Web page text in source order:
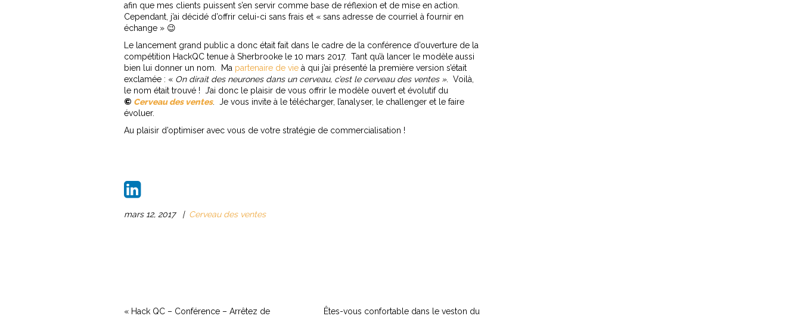
afin que mes clients puissent s’en servir comme base de réflexion et de mise en action.
Cependant, j’ai décidé d’offrir celui-ci sans frais et « sans adresse de courriel à fournir en
échange » 😉
Le lancement grand public a donc était fait dans le cadre de la conférence d’ouverture de la
compétition HackQC tenue à Sherbrooke le 10 mars 2017. Tant qu’à lancer le modèle aussi
bien lui donner un nom. Ma partenaire de vie à qui j’ai présenté la première version s’était
exclamée : « On dirait des neurones dans un cerveau, c’est le cerveau des ventes ». Voilà,
le nom était trouvé ! J’ai donc le plaisir de vous offrir le modèle ouvert et évolutif du
© Cerveau des ventes. Je vous invite à le télécharger, l’analyser, le challenger et le faire
évoluer.
Au plaisir d’optimiser avec vous de votre stratégie de commercialisation !
mars 12, 2017 | Cerveau des ventes
« Hack QC – Conférence – Arrêtez de
Êtes-vous confortable dans le veston du